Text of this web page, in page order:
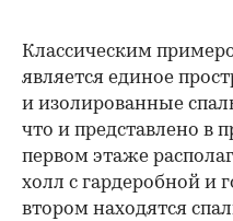
Классическим
является единое
и изолированные
что и представлено в
первом этаже
холл с гардеробной и
втором находятся